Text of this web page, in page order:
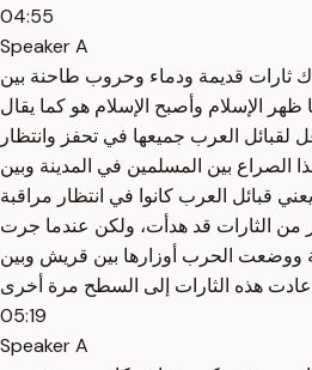
04:55
Speaker A
ثارات قديمة ودماء وحروب طاحنة بين
ظهر الإسلام وأصبح الإسلام هو كما يقال
العرب جميعها في تحفز وانتظار
الصراع بين المسلمين في المدينة وبين
قبائل العرب كانوا في انتظار مراقبة
من الثارات قد هدأت، ولكن عندما جرت
ووضعت الحرب أوزارها بين قريش وبين
05:19
Speaker A